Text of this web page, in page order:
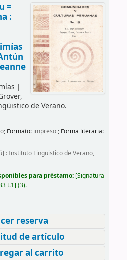
=
:
|
de Verano.
; Formato: impreso; Forma literaria:
: Instituto Lingüistico de Verano,
para préstamo: Signatura
t.1 (3).
reserva
de artículo
al carrito